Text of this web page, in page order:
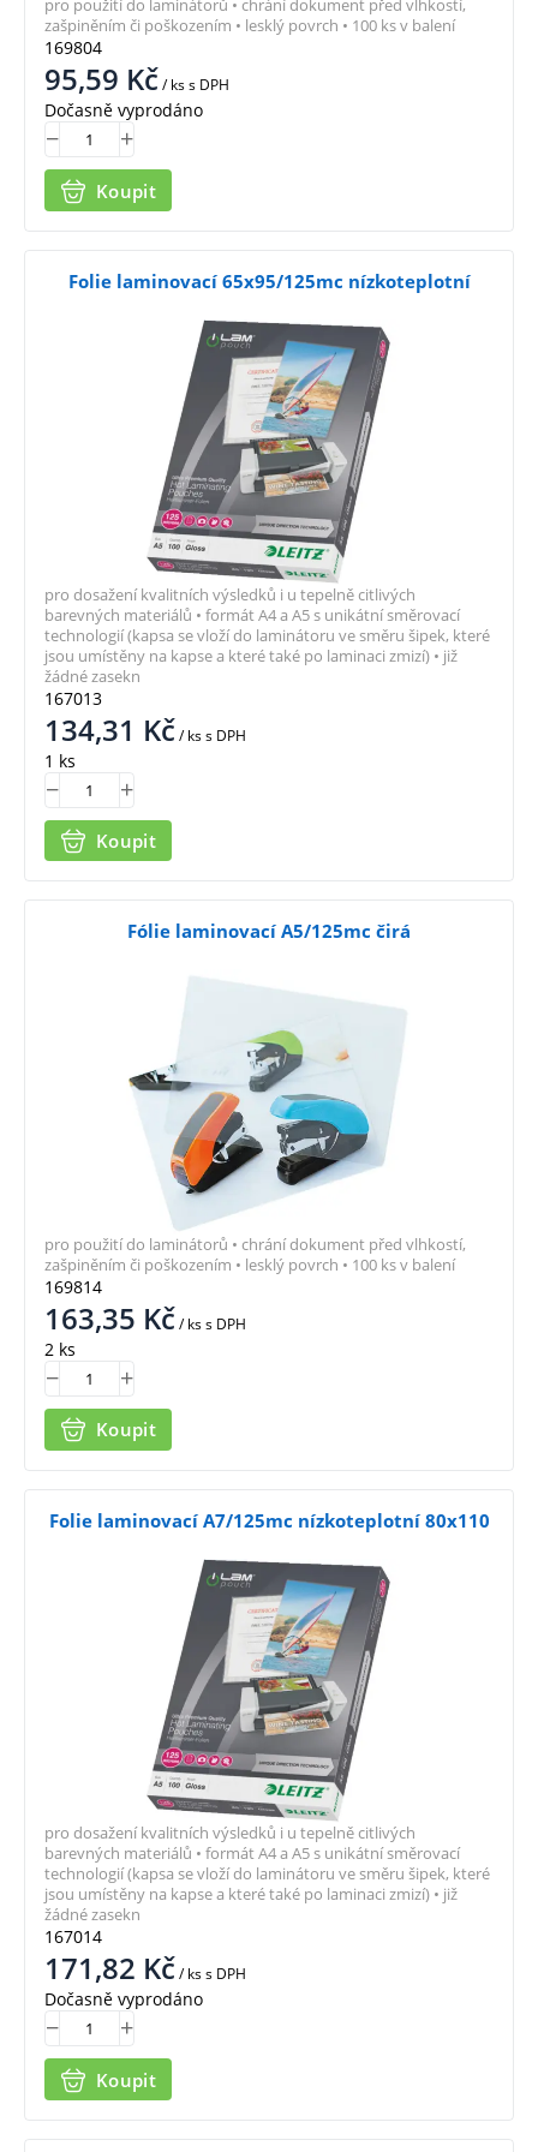
169804
95,59 Kč/ kss DPH
Dočasně vyprodáno
Koupit
pro použití do laminátorů • chrání dokument před vlhkostí,
zašpiněním či poškozením • lesklý povrch • 100 ks v balení
Folie laminovací 65x95/125mc nízkoteplotní
167013
134,31 Kč/ kss DPH
1 ks
Koupit
pro dosažení kvalitních výsledků i u tepelně citlivých
barevných materiálů • formát A4 a A5 s unikátní směrovací
technologií (kapsa se vloží do laminátoru ve směru šipek, které
jsou umístěny na kapse a které také po laminaci zmizí) • již
žádné zasekn
Fólie laminovací A5/125mc čirá
169814
163,35 Kč/ kss DPH
2 ks
Koupit
pro použití do laminátorů • chrání dokument před vlhkostí,
zašpiněním či poškozením • lesklý povrch • 100 ks v balení
Folie laminovací A7/125mc nízkoteplotní 80x110
167014
171,82 Kč/ kss DPH
Dočasně vyprodáno
Koupit
pro dosažení kvalitních výsledků i u tepelně citlivých
barevných materiálů • formát A4 a A5 s unikátní směrovací
technologií (kapsa se vloží do laminátoru ve směru šipek, které
jsou umístěny na kapse a které také po laminaci zmizí) • již
žádné zasekn